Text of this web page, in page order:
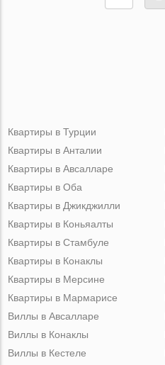
Квартиры в Турции
Квартиры в Анталии
Квартиры в Авсалларе
Квартиры в Оба
Квартиры в Джикджилли
Квартиры в Коньяалты
Квартиры в Стамбуле
Квартиры в Конаклы
Квартиры в Мерсине
Квартиры в Мармарисе
Виллы в Авсалларе
Виллы в Конаклы
Виллы в Кестеле